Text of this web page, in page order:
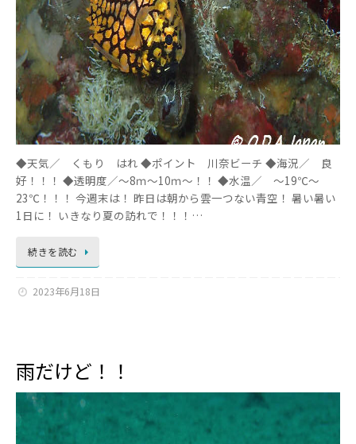
◆天気／ くもり はれ ◆ポイント 川奈ビーチ ◆海況／ 良
好！！！ ◆透明度／～8ｍ～10ｍ～！！ ◆水温／ ～19℃～
23℃！！！ 今週末は！ 昨日は朝から雲一つない青空！ 暑い暑い
1日に！ いきなり夏の訪れで！！！…
続きを読む
2023年6月18日
雨だけど！！